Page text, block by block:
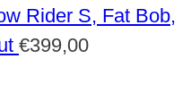
Rider S, Fat Bob,
€399,00